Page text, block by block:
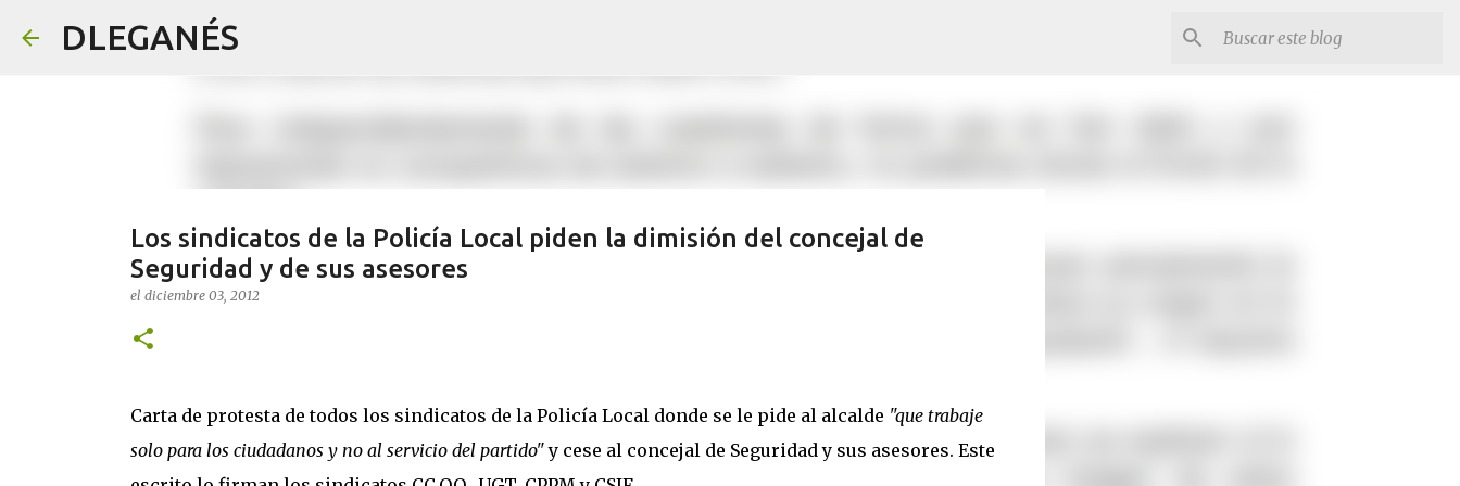
DLEGANÉS
Los sindicatos de la Policía Local piden la dimisión del concejal de
Seguridad y de sus asesores
el diciembre 03, 2012
Carta de protesta de todos los sindicatos de la Policía Local donde se le pide al alcalde "que trabaje
solo para los ciudadanos y no al servicio del partido"y cese al concejal de Seguridad y sus asesores. Este